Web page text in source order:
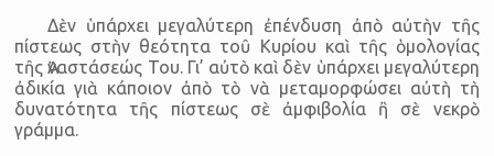
Δὲν ὑπάρχει μεγαλύτερη ἐπένδυση ἀπὸ αὐτὴν τῆς
πίστεως στὴν θεότητα τοῦ Κυρίου καὶ τῆς ὁμολογίας
τῆς Ἀναστάσεώς Του. Γι’ αὐτὸ καὶ δὲν ὑπάρχει μεγαλύτερη
ἀδικία γιὰ κάποιον ἀπὸ τὸ νὰ μεταμορφώσει αὐτὴ τὴ
δυνατότητα τῆς πίστεως σὲ ἀμφιβολία ἢ σὲ νεκρὸ
γράμμα.